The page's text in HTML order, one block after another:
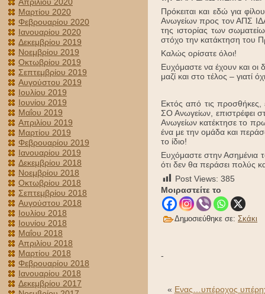
Μαρτίου 2020
Φεβρουαρίου 2020
Ιανουαρίου 2020
Δεκεμβρίου 2019
Νοεμβρίου 2019
Οκτωβρίου 2019
Σεπτεμβρίου 2019
Αυγούστου 2019
Ιουλίου 2019
Ιουνίου 2019
Μαΐου 2019
Απριλίου 2019
Μαρτίου 2019
Φεβρουαρίου 2019
Ιανουαρίου 2019
Δεκεμβρίου 2018
Νοεμβρίου 2018
Οκτωβρίου 2018
Σεπτεμβρίου 2018
Αυγούστου 2018
Ιουλίου 2018
Ιουνίου 2018
Μαΐου 2018
Απριλίου 2018
Μαρτίου 2018
Φεβρουαρίου 2018
Ιανουαρίου 2018
Δεκεμβρίου 2017
Πρόκειται και εδώ για
Ανωγείων προς τον ΑΠΣ
της ιστορίας των
στόχο την κατάκτηση του
Καλώς ορίσατε όλοι!
Ευχόμαστε να έχουν και
μαζί και στο τέλος – γιατί
Εκτός από τις
ΣΟ Ανωγείων, επιστρέφει
Ανωγείων κατέκτησε το
ένα με την ομάδα και
το ίδιο!
Ευχόμαστε στην Ασημένια
ότι δεν θα περάσει πολύς
Post Views: 385
Μοιραστείτε το
Δημοσιεύθηκε σε: Σκάκι
-
« Ενας…υπέροχος